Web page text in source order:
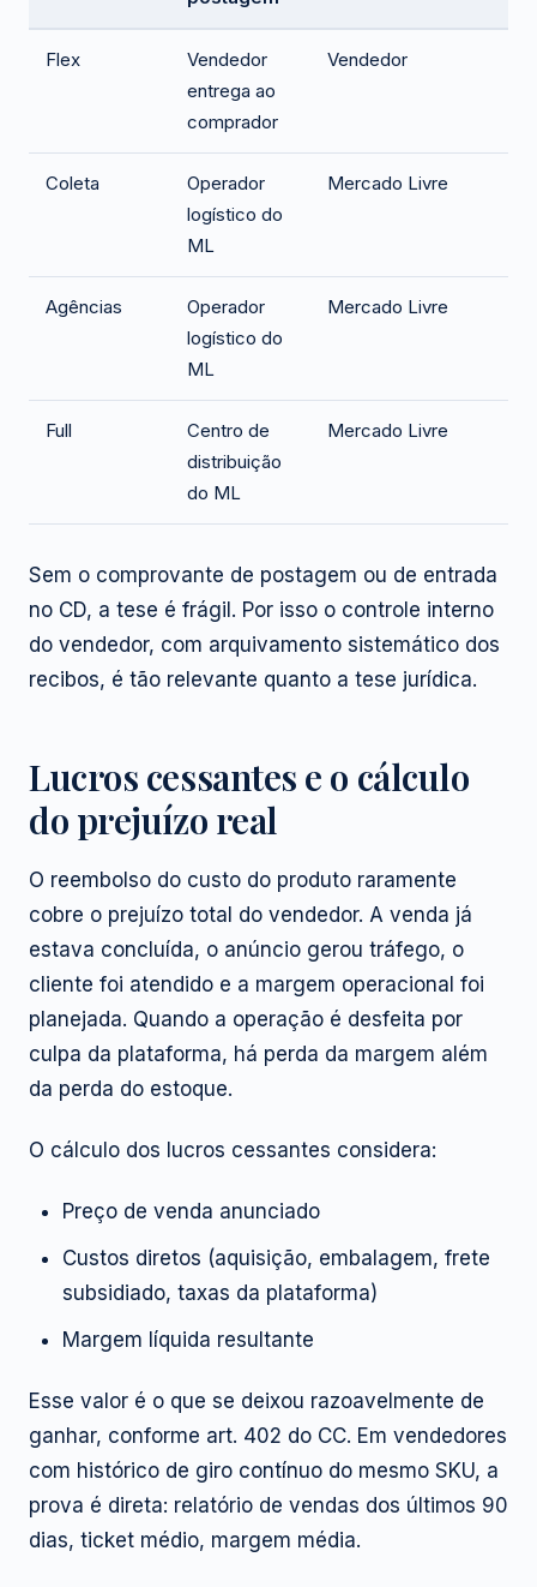
Flex
Vendedor
entrega ao
comprador
Vendedor
Coleta
Operador
logístico do
ML
Mercado Livre
Agências
Operador
logístico do
ML
Mercado Livre
Full
Centro de
distribuição
do ML
Mercado Livre
Sem o comprovante de postagem ou de entrada
no CD, a tese é frágil. Por isso o controle interno
do vendedor, com arquivamento sistemático dos
recibos, é tão relevante quanto a tese jurídica.
Lucros cessantes e o cálculo
do prejuízo real
O reembolso do custo do produto raramente
cobre o prejuízo total do vendedor. A venda já
estava concluída, o anúncio gerou tráfego, o
cliente foi atendido e a margem operacional foi
planejada. Quando a operação é desfeita por
culpa da plataforma, há perda da margem além
da perda do estoque.
O cálculo dos lucros cessantes considera:
Preço de venda anunciado
Custos diretos (aquisição, embalagem, frete
subsidiado, taxas da plataforma)
Margem líquida resultante
Esse valor é o que se deixou razoavelmente de
ganhar, conforme art. 402 do CC. Em vendedores
com histórico de giro contínuo do mesmo SKU, a
prova é direta: relatório de vendas dos últimos 90
dias, ticket médio, margem média.